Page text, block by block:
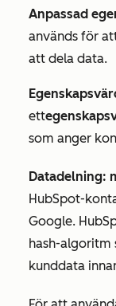
Anpassad
används för
att dela data.
ett
som anger
Datadelning:
HubSpot-
Google.
hash-algoritm
kunddata